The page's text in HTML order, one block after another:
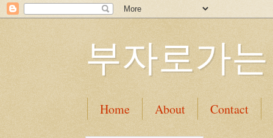
부자로가
Home About Contact